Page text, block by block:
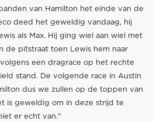
van Hamilton het einde van de
deed het geweldig vandaag, hij
als Max. Hij ging wiel aan wiel met
de pitstraat toen Lewis hem naar
een dragrace op het rechte
stand. De volgende race in Austin
dus we zullen op de toppen van
is geweldig om in deze strijd te
er echt van."